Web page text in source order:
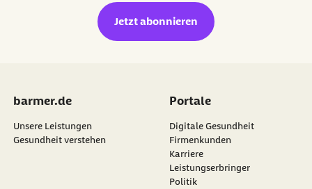
Jetzt abonnieren
barmer.de
Unsere Leistungen
Gesundheit verstehen
Portale
Digitale Gesundheit
Firmenkunden
Karriere
Leistungserbringer
Politik